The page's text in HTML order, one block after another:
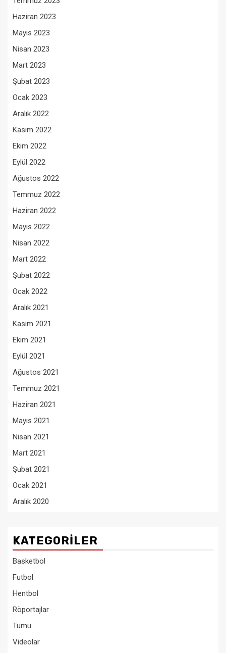
Haziran 2023
Mayıs 2023
Nisan 2023
Mart 2023
Şubat 2023
Ocak 2023
Aralık 2022
Kasım 2022
Ekim 2022
Eylül 2022
Ağustos 2022
Temmuz 2022
Haziran 2022
Mayıs 2022
Nisan 2022
Mart 2022
Şubat 2022
Ocak 2022
Aralık 2021
Kasım 2021
Ekim 2021
Eylül 2021
Ağustos 2021
Temmuz 2021
Haziran 2021
Mayıs 2021
Nisan 2021
Mart 2021
Şubat 2021
Ocak 2021
Aralık 2020
KATEGORILER
Basketbol
Futbol
Hentbol
Röportajlar
Tümü
Videolar